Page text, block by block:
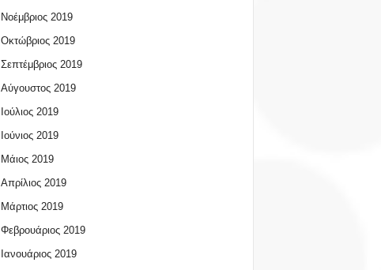
Νοέμβριος 2019
Οκτώβριος 2019
Σεπτέμβριος 2019
Αύγουστος 2019
Ιούλιος 2019
Ιούνιος 2019
Μάιος 2019
Απρίλιος 2019
Μάρτιος 2019
Φεβρουάριος 2019
Ιανουάριος 2019